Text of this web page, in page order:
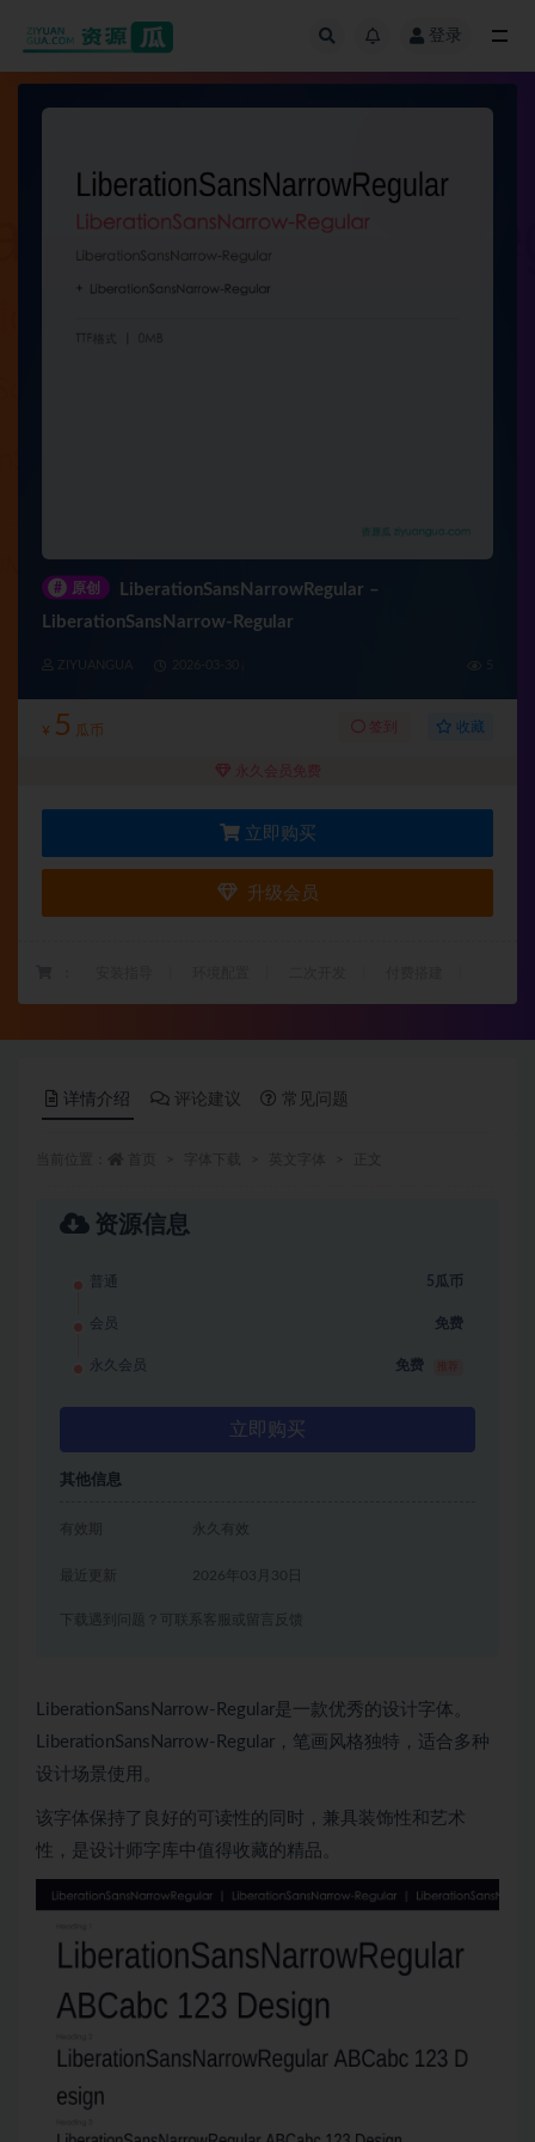
登录
# 原创
LiberationSansNarrowRegular –
LiberationSansNarrow-Regular
ZIYUANGUA
¥ 5 瓜币 签到 收藏
永久会员免费
立即购买
升级会员
详情介绍 评论建议 常见问题
资源信息
普通 5瓜币
会员 免费
永久会员 免费
立即购买
其他信息
有效期 永久有效
2026年03月30日
下载遇到问题？可联系客服或留言反馈
LiberationSansNarrow-Regular是一款优秀的设计字体。
LiberationSansNarrow-Regular，笔画风格独特，适合多种
设计场景使用。
该字体保持了良好的可读性的同时，兼具装饰性和艺术
性，是设计师字库中值得收藏的精品。